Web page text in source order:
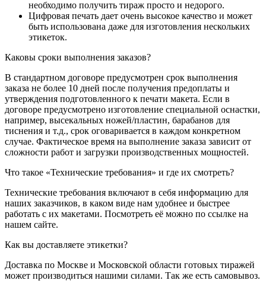
необходимо получить тираж просто и недорого.
Цифровая печать дает очень высокое качество и может
быть использована даже для изготовления нескольких
этикеток.
Каковы сроки выполнения заказов?
В стандартном договоре предусмотрен срок выполнения
заказа не более 10 дней после получения предоплаты и
утверждения подготовленного к печати макета. Если в
договоре предусмотрено изготовление специальной оснастки,
например, высекальных ножей/пластин, барабанов для
тиснения и т.д., срок оговаривается в каждом конкретном
случае. Фактическое время на выполнение заказа зависит от
сложности работ и загрузки производственных мощностей.
Что такое «Технические требования» и где их смотреть?
Технические требования включают в себя информацию для
наших заказчиков, в каком виде нам удобнее и быстрее
работать с их макетами. Посмотреть её можно по ссылке на
нашем сайте.
Как вы доставляете этикетки?
Доставка по Москве и Московской области готовых тиражей
может производиться нашими силами. Так же есть самовывоз.